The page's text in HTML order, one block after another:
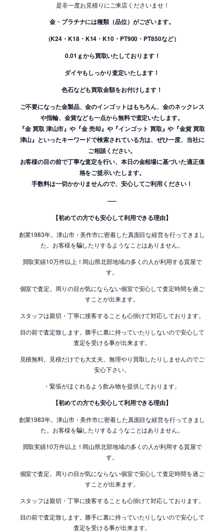
是非一度お見積りにご来店くださいませ！
金・プラチナには種類（品位）がございます。
（K24・K18・K14・K10・PT900・PT850など）
0.01ｇから買取いたしております！
ダイヤもしっかり査定いたします！
色石なども買取金額をお付けします！
ご不要になった金製品、金のインゴットはもちろん、金のネックレス
や指輪、金貨なども一点から無料で査定いたします。
『金 買取 津山市』や『金 売却』や『インゴット 買取』や『金貨 買取
津山』といったキーワードで検索されている方は、ぜひ一度、当社に
ご相談ください。
お客様の目の前で丁寧な査定を行い、本日の金相場に基づいた適正価
格をご提示いたします。
手数料は一切かかりませんので、安心してご利用ください！
—–
【初めての方でも安心して利用できる理由】
創業1983年。津山市・美作市に密着した真面目な経営を行ってきまし
た。お客様を騙したりするようなことはありません。
買取実績10万件以上！岡山県北部地域の多くの人が利用する質屋で
す。
個室で査定。周りの目が気にならない個室で安心して査定時間を過ご
すことが出来ます。
スタッフは親切・丁寧に接客することも心掛けて対応しております。
目の前で査定致します。勝手に裏に持っていたりしないので安心して
査定を受ける事が出来ます。
見積無料。見積だけでも大丈夫。無理やり買取したりしませんのでご
安心下さい。
・緊張がほぐれるよう飲み物を提供しております。
【初めての方でも安心して利用できる理由】
創業1983年。津山市・美作市に密着した真面目な経営を行ってきまし
た。お客様を騙したりするようなことはありません。
買取実績10万件以上！岡山県北部地域の多くの人が利用する質屋で
す。
個室で査定。周りの目が気にならない個室で安心して査定時間を過ご
すことが出来ます。
スタッフは親切・丁寧に接客することも心掛けて対応しております。
目の前で査定致します。勝手に裏に持っていたりしないので安心して
査定を受ける事が出来ます。